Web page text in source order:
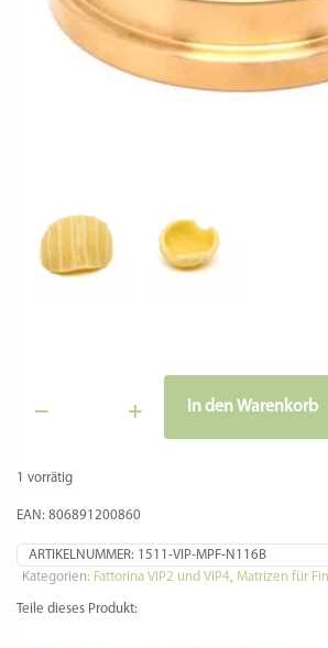
1 vorrätig
Matrize
Orecchiette
für
Fattorina
VIP2,
In den Warenkorb
Alternative:
EAN: 806891200860
ARTIKELNUMMER:1511-VIP-MPF-N116B
Kategorien:Fattorina VIP2 und VIP4,Matrizen für
Teile dieses Produkt: